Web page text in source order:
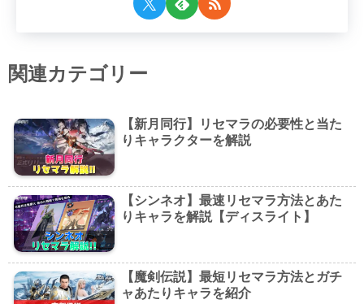
関連カテゴリー
【新月同行】リセマラの必要性と当た
りキャラクターを解説
【シンネオ】最速リセマラ方法とあた
りキャラを解説【ディスライト】
【魔剣伝説】最短リセマラ方法とガチ
ャあたりキャラを紹介